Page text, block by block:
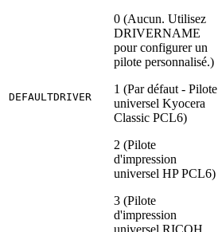
DEFAULTDRIVER
0 (Aucun. Utilisez
DRIVERNAME
pour configurer un
pilote personnalisé.)
1 (Par défaut - Pilote
universel Kyocera
Classic PCL6)
2 (Pilote
d'impression
universel HP PCL6)
3 (Pilote
d'impression